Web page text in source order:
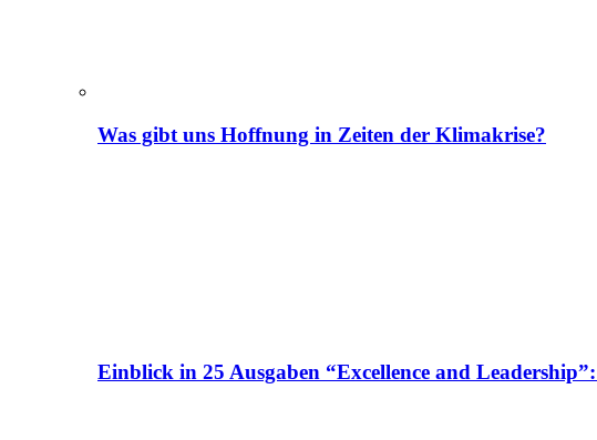
Was gibt uns Hoffnung in Zeiten der Klimakrise?
Einblick in 25 Ausgaben “Excellence and